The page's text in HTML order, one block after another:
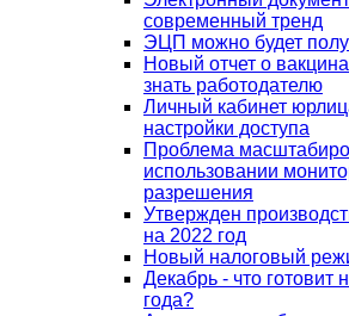
современный тренд
ЭЦП можно будет
Новый отчет о
знать работодателю
Личный кабинет
настройки доступа
Проблема
использовании
разрешения
Утвержден
на 2022 год
Новый налоговый
Декабрь - что готовит
года?